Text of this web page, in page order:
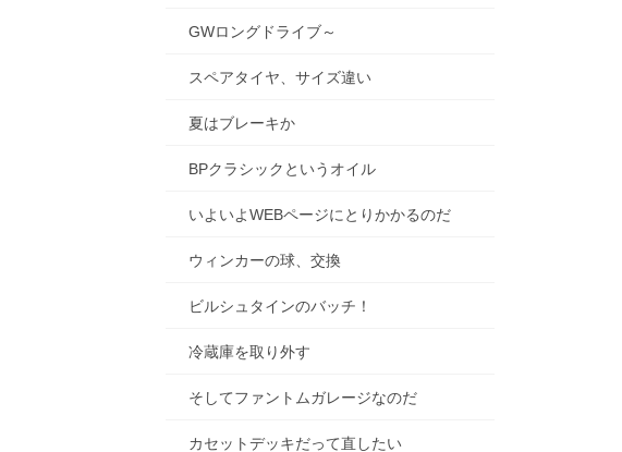
GWロングドライブ～
スペアタイヤ、サイズ違い
夏はブレーキか
BPクラシックというオイル
いよいよWEBページにとりかかるのだ
ウィンカーの球、交換
ビルシュタインのバッチ！
冷蔵庫を取り外す
そしてファントムガレージなのだ
カセットデッキだって直したい